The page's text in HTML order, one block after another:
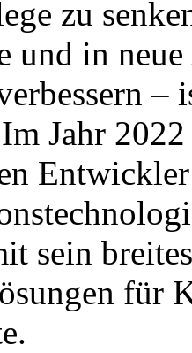
zu
und in
–
Jahr
sein
für